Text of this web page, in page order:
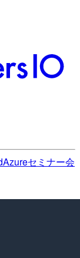
Azureセミナー会